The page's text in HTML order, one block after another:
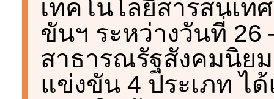
เทคโนโลยีสารสนเท
ขันฯ ระหว่างวันที่
สาธารณรัฐสังคมนิย
แข่งขัน 4 ประเภท ไ